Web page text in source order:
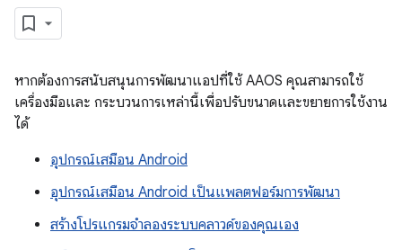
หากต้องการสนับสนุนการพัฒนาแอปที่ใช้ AAOS คุณสามารถใช้
เครื่องมือและ กระบวนการเหล่านี้เพื่อปรับขนาดและขยายการใช้งาน
ได้
อุปกรณ์เสมือน Android
อุปกรณ์เสมือน Android เป็นแพลตฟอร์มการพัฒนา
สร้างโปรแกรมจำลองระบบคลาวด์ของคุณเอง